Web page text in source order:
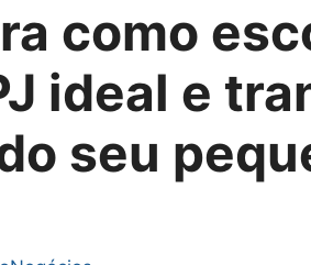
como
ideal e
seu